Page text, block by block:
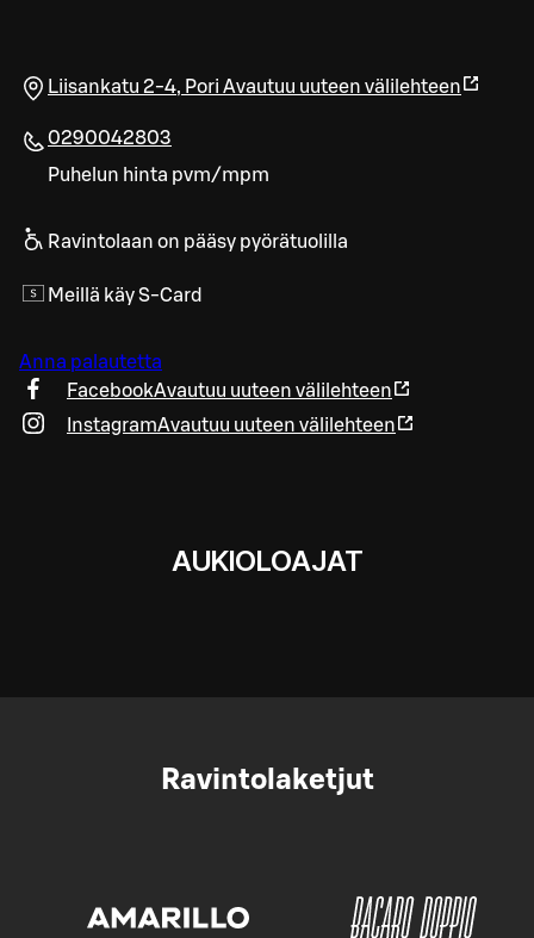
Liisankatu 2-4, Pori Avautuu uuteen välilehteen
0290042803
Puhelun hinta pvm/mpm
Ravintolaan on pääsy pyörätuolilla
Meillä käy S-Card
Anna palautetta
FacebookAvautuu uuteen välilehteen
InstagramAvautuu uuteen välilehteen
AUKIOLOAJAT
Ravintolaketjut